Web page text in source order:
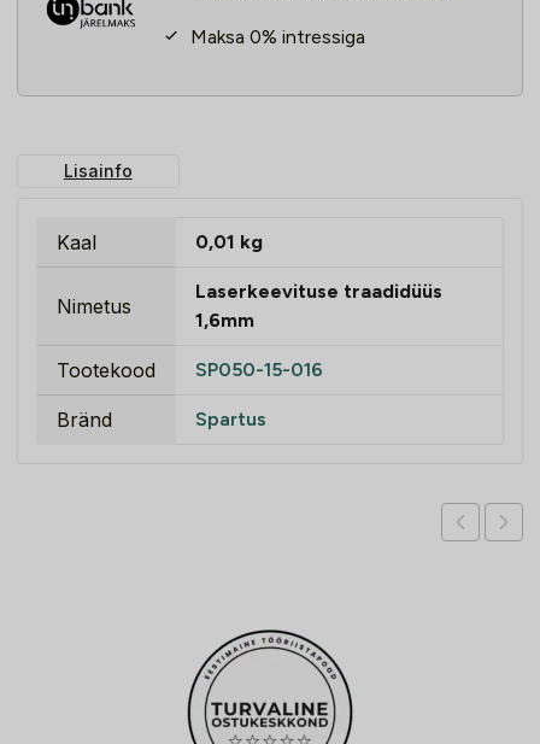
Maksa 0% intressiga
Lisainfo
Kaal 0,01 kg
Nimetus
Laserkeevituse traadidüüs
1,6mm
Tootekood SP050-15-016
Bränd Spartus